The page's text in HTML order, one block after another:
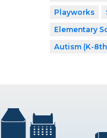
Playworks
Elementary
Autism (K-